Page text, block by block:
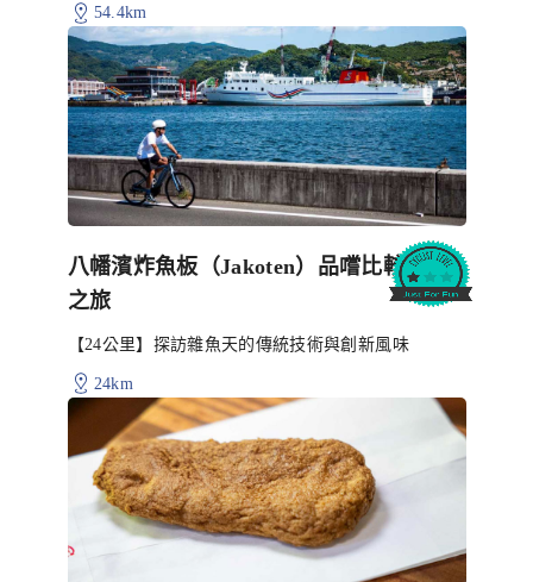
54.4km
八幡濱炸魚板（Jakoten）品嚐比較單車
之旅
【24公里】探訪雜魚天的傳統技術與創新風味
24km